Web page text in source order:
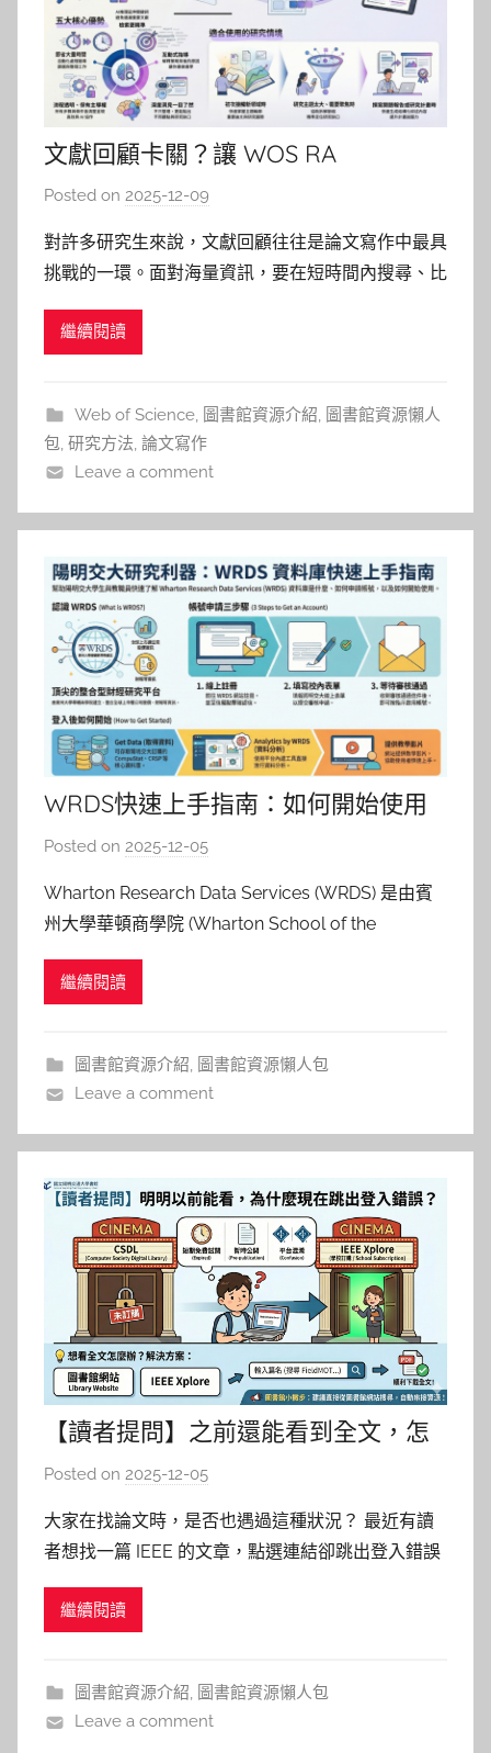
文獻回顧卡關？讓 WOS RA
Literature Review 助你一臂之力
Posted on 2025-12-09
巴
詠
對許多研究生來說，文獻回顧往往是論文寫作中最具
挑戰的一環。面對海量資訊，要在短時間內搜尋、比
Science Research Assistant (WOS RA)的Literature
繼續閱讀
Web of Science, 圖書館資源介紹, 圖書館資源懶人
包, 研究方法, 論文寫作
Leave a comment
WRDS快速上手指南：如何開始使用
華頓商學研究資料庫
Posted on 2025-12-05
c
y
a
Wharton Research Data Services (WRDS) 是由賓
州大學華頓商學院 (Wharton School of the
University of Pennsylvania) 開發的整合型數據分析
與學術研究平台。其核心宗旨在於普及化數據的取用
繼續閱讀
圖書館資源介紹, 圖書館資源懶人包
Leave a comment
【讀者提問】之前還能看到全文，怎
麼突然就不行？🧐
Posted on 2025-12-05
c
h
大家在找論文時，是否也遇過這種狀況？ 最近有讀
者想找一篇 IEEE 的文章，點選連結卻跳出登入錯誤
訊息。讀者很困惑：「為什麼之前還能看到全文，突
然就不行了？」 別擔心，這其實是圖書館諮詢台很
繼續閱讀
圖書館資源介紹, 圖書館資源懶人包
Leave a comment